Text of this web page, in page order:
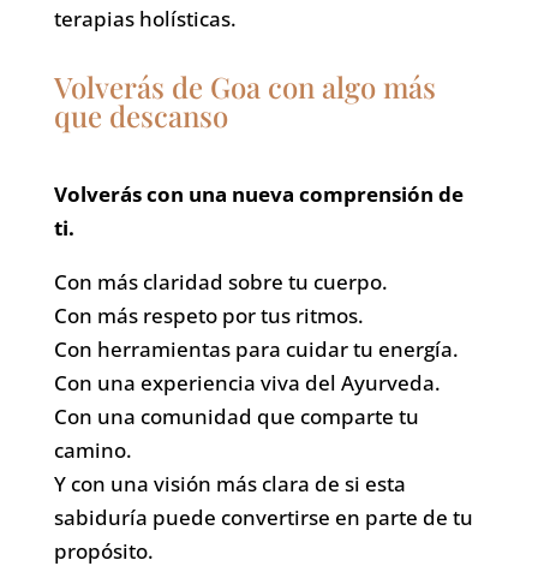
terapias holísticas.
Volverás de Goa con algo más
que descanso
Volverás con una nueva comprensión de
ti.
Con más claridad sobre tu cuerpo.
Con más respeto por tus ritmos.
Con herramientas para cuidar tu energía.
Con una experiencia viva del Ayurveda.
Con una comunidad que comparte tu
camino.
Y con una visión más clara de si esta
sabiduría puede convertirse en parte de tu
propósito.